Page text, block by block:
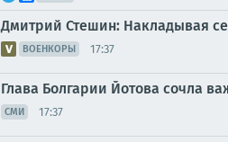
Дмитрий Стешин: Накладывая
ВОЕНКОРЫ 17:37
Глава Болгарии Йотова сочла
СМИ 17:37